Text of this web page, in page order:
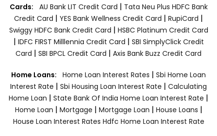
Cards: AU Bank LIT Credit Card | Tata Neu Plus HDFC Bank
Credit Card | YES Bank Wellness Credit Card | RupiCard |
Swiggy HDFC Bank Credit Card | HSBC Platinum Credit Card
| IDFC FIRST Milllennia Credit Card | SBI SimplyClick Credit
Card | SBI BPCL Credit Card | Axis Bank Buzz Credit Card
Home Loans: Home Loan Interest Rates | Sbi Home Loan
Interest Rate | Sbi Housing Loan Interest Rate | Calculating
Home Loan | State Bank Of India Home Loan Interest Rate |
Home Loan | Mortgage | Mortgage Loan | House Loans |
House Loan Interest Rates Hdfc Home Loan Interest Rate